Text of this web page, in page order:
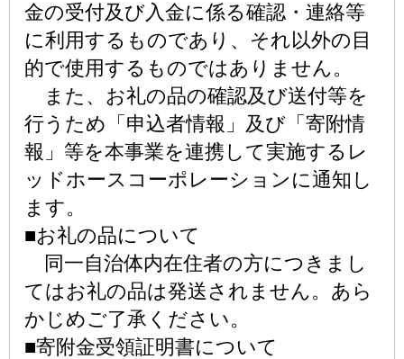
金の受付及び入金に係る確認・連絡等
に利用するものであり、それ以外の目
的で使用するものではありません。
また、お礼の品の確認及び送付等を
行うため「申込者情報」及び「寄附情
報」等を本事業を連携して実施するレ
ッドホースコーポレーションに通知し
ます。
■お礼の品について
同一自治体内在住者の方につきまし
てはお礼の品は発送されません。あら
かじめご了承ください。
■寄附金受領証明書について